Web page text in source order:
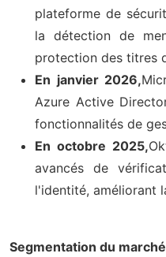
plateforme de
la détection de
protection des titres
En janvier 2026,
Azure Active
fonctionnalités de
En octobre 2025,
avancés de
l'identité, améliorant
Segmentation du